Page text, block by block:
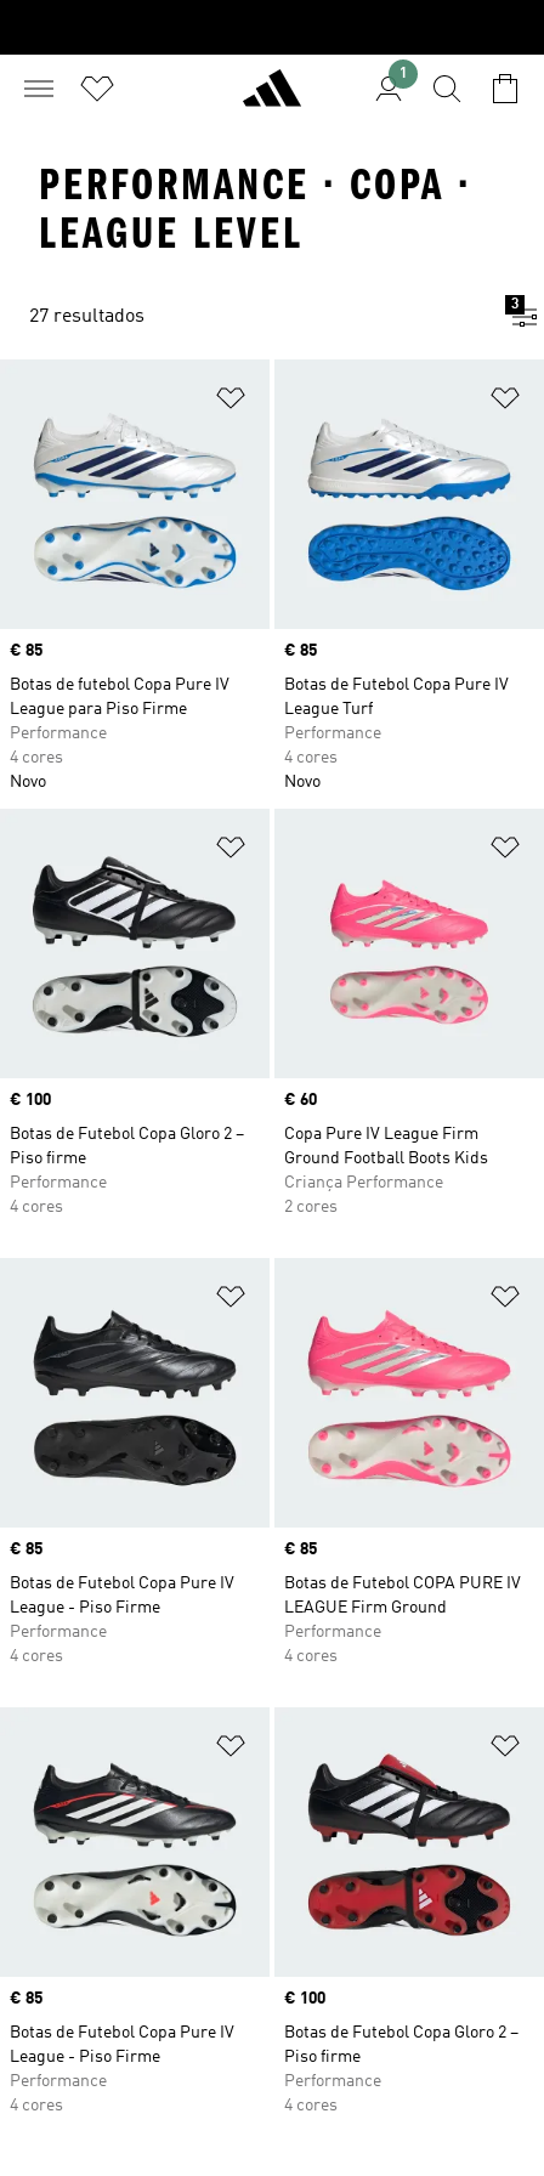
1
PERFORMANCE · COPA ·
LEAGUE LEVEL
27 resultados
3
Price
€ 85
Botas de futebol Copa Pure IV
League para Piso Firme
Performance
4 cores
Novo
Price
€ 85
Botas de Futebol Copa Pure IV
League Turf
Performance
4 cores
Novo
Price
€ 100
Botas de Futebol Copa Gloro 2 –
Piso firme
Performance
4 cores
Price
€ 60
Copa Pure IV League Firm
Ground Football Boots Kids
Criança Performance
2 cores
Price
€ 85
Botas de Futebol Copa Pure IV
League - Piso Firme
Performance
4 cores
Price
€ 85
Botas de Futebol COPA PURE IV
LEAGUE Firm Ground
Performance
4 cores
Price
€ 85
Botas de Futebol Copa Pure IV
League - Piso Firme
Performance
4 cores
Price
€ 100
Botas de Futebol Copa Gloro 2 –
Piso firme
Performance
4 cores